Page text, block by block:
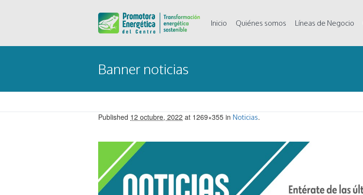
Inicio Quiénes somos Líneas de Negocio
Banner noticias
Published 12 octubre, 2022 at 1269×355 in Noticias.